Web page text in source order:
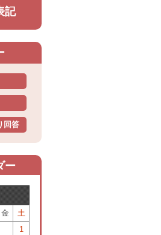
記
回答
ー
金
土
1